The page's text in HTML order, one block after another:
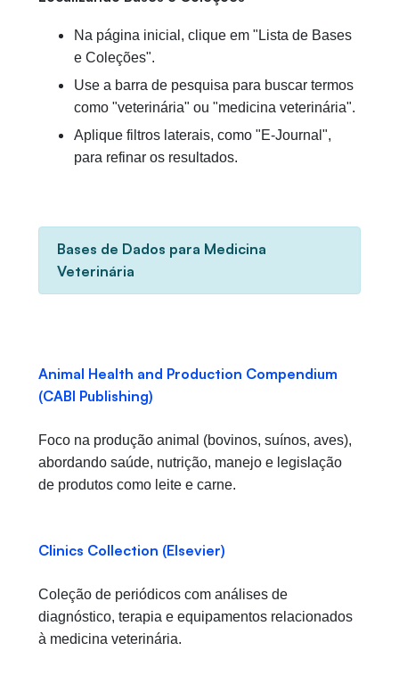
Na página inicial, clique em "Lista de Bases
e Coleções".
Use a barra de pesquisa para buscar termos
como "veterinária" ou "medicina veterinária".
Aplique filtros laterais, como "E-Journal",
para refinar os resultados.
Bases de Dados para Medicina
Veterinária
Animal Health and Production Compendium
(CABI Publishing)
Foco na produção animal (bovinos, suínos, aves),
abordando saúde, nutrição, manejo e legislação
de produtos como leite e carne.
Clinics Collection (Elsevier)
Coleção de periódicos com análises de
diagnóstico, terapia e equipamentos relacionados
à medicina veterinária.